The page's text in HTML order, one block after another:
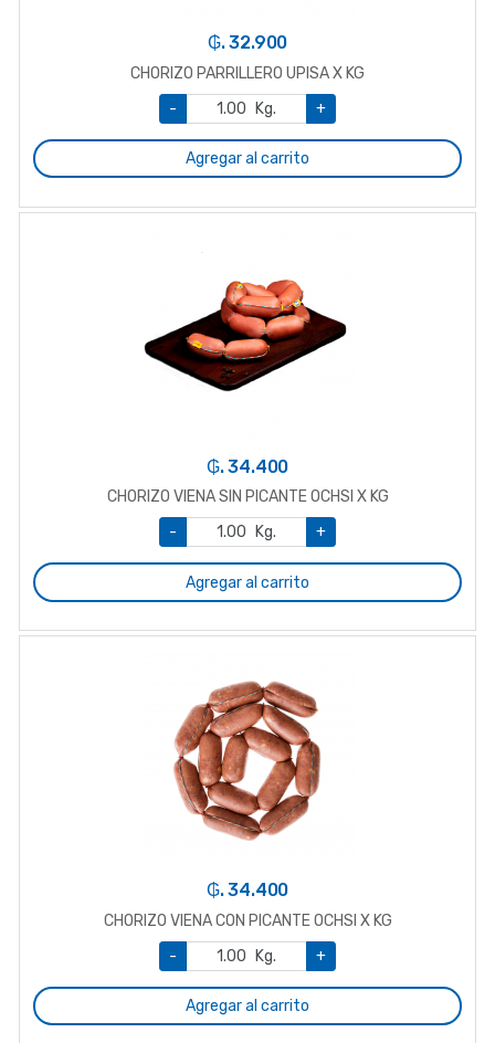
₲. 32.900
CHORIZO PARRILLERO UPISA X KG
-
Kg. +
Agregar al carrito
₲. 34.400
CHORIZO VIENA SIN PICANTE OCHSI X KG
-
Kg. +
Agregar al carrito
₲. 34.400
CHORIZO VIENA CON PICANTE OCHSI X KG
-
Kg. +
Agregar al carrito